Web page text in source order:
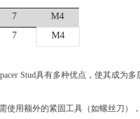
7
M4
7 M4
Stud具有多种优点，使其成为
使用额外的紧固工具（如螺丝刀）